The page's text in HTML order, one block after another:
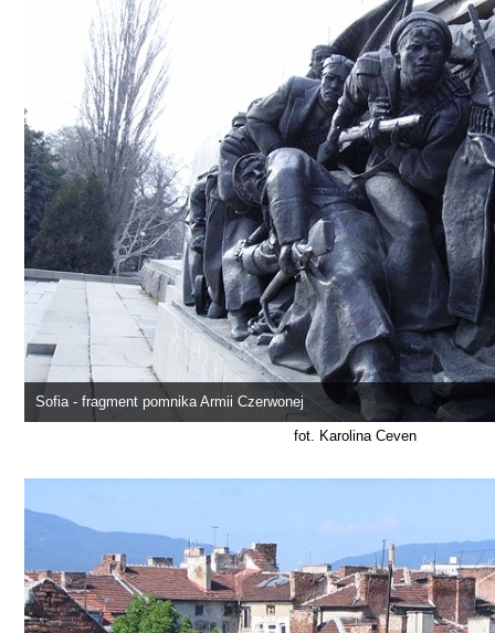
Sofia - fragment pomnika Armii Czerwonej
fot. Karolina Ceven